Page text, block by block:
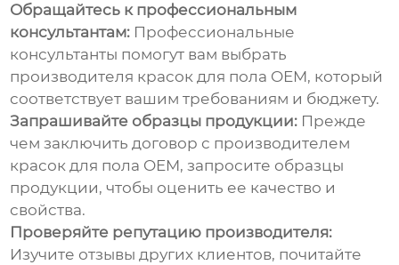
Обращайтесь к профессиональным
консультантам: Профессиональные
консультанты помогут вам выбрать
производителя красок для пола OEM, который
соответствует вашим требованиям и бюджету.
Запрашивайте образцы продукции: Прежде
чем заключить договор с производителем
красок для пола OEM, запросите образцы
продукции, чтобы оценить ее качество и
свойства.
Проверяйте репутацию производителя:
Изучите отзывы других клиентов, почитайте